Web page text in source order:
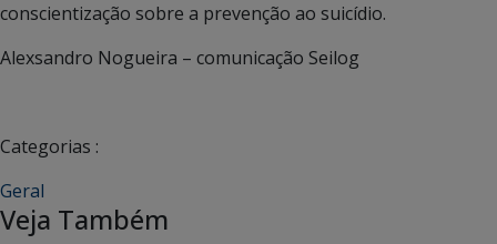
conscientização sobre a prevenção ao suicídio.
Alexsandro Nogueira – comunicação Seilog
Categorias :
Geral
Veja Também